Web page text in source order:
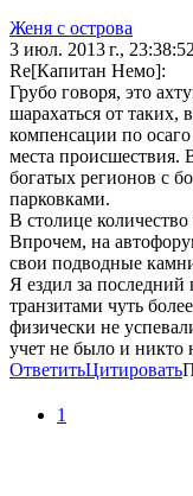
Женя с острова
3 июл. 2013 г., 23:38:52
Re[Капитан Немо]:
Грубо говоря, это
шарахаться от таких,
компенсации по
места происшествия.
богатых регионов с
парковками.
В столице
Впрочем, на
свои подводные
Я ездил за
транзитами чуть
физически не
учет не было и никто
ОтветитьЦитировать
1